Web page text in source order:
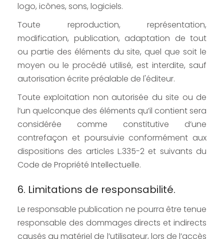
logo, icônes, sons, logiciels.
Toute reproduction, représentation,
modification, publication, adaptation de tout
ou partie des éléments du site, quel que soit le
moyen ou le procédé utilisé, est interdite, sauf
autorisation écrite préalable de l'éditeur.
Toute exploitation non autorisée du site ou de
l’un quelconque des éléments qu’il contient sera
considérée comme constitutive d’une
contrefaçon et poursuivie conformément aux
dispositions des articles L.335-2 et suivants du
Code de Propriété Intellectuelle.
6. Limitations de responsabilité.
Le responsable publication ne pourra être tenue
responsable des dommages directs et indirects
causés au matériel de l’utilisateur, lors de l’accès